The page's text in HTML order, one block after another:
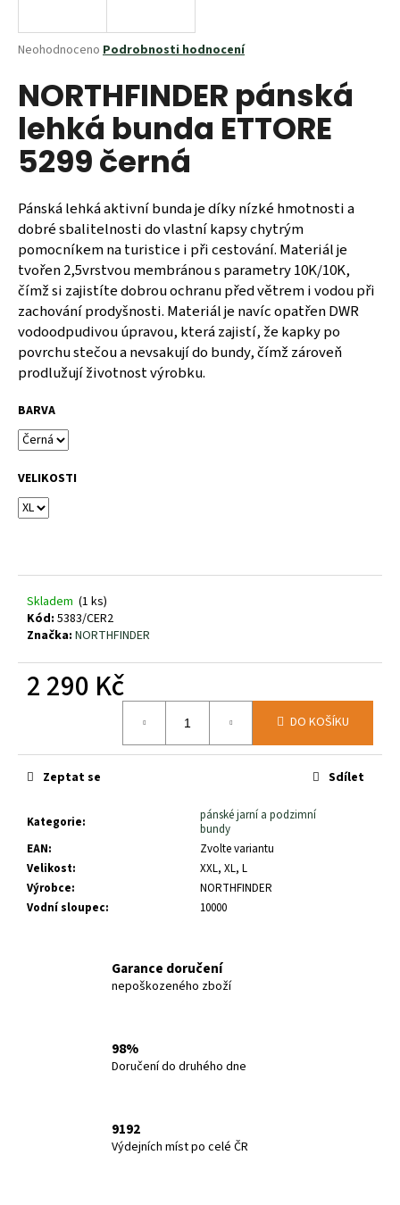
Průměrné
produktu
je
0,0
5
hvězdiček.
Neohodnoceno Podrobnosti hodnocení
NORTHFINDER pánská
lehká bunda ETTORE
5299 černá
Pánská lehká aktivní bunda je díky nízké hmotnosti a
dobré sbalitelnosti do vlastní kapsy chytrým
pomocníkem na turistice i při cestování. Materiál je
tvořen 2,5vrstvou membránou s parametry 10K/10K,
čímž si zajistíte dobrou ochranu před větrem i vodou při
zachování prodyšnosti. Materiál je navíc opatřen DWR
vodoodpudivou úpravou, která zajistí, že kapky po
povrchu stečou a nevsakují do bundy, čímž zároveň
prodlužují životnost výrobku.
BARVA
VELIKOSTI
Skladem (1 ks)
Kód: 5383/CER2
Značka: NORTHFINDER
2 290 Kč
DO KOŠÍKU
Kategorie:
pánské jarní a podzimní
bundy
EAN:
Zvolte variantu
Velikost:
XXL, XL, L
Výrobce:
NORTHFINDER
Vodní sloupec: 10000
Zeptat se Sdílet
Garance doručení
nepoškozeného zboží
98%
Doručení do druhého dne
9192
Výdejních míst po celé ČR
j
t
?
HLEDAT
D
o
p
o
r
u
č
u
j
m
e
360
GTX
BLUE
NIGHTS/DKNAVY
47860400
690